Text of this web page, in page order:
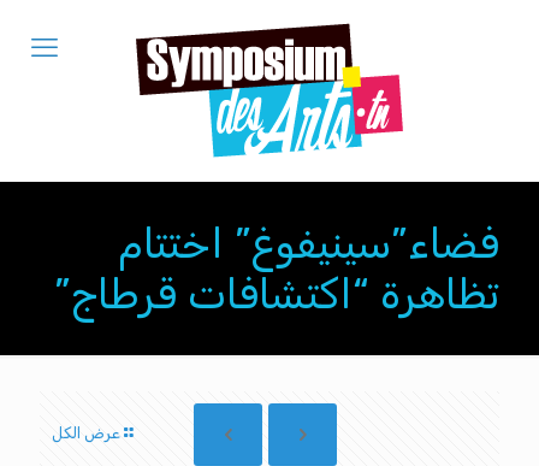
فضاء”سينيفوغ” اختتام
تظاهرة “اكتشافات قرطاج”
عرض الكل